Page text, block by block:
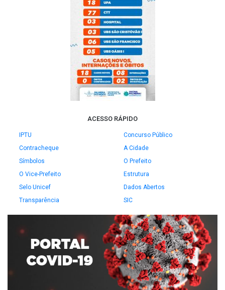
ACESSO RÁPIDO
IPTU
Concurso Público
Contracheque
A Cidade
Símbolos
O Prefeito
O Vice-Prefeito
Estrutura
Selo Unicef
Dados Abertos
Transparência
SIC